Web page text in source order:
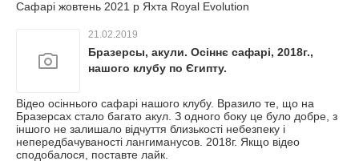
Сафарі жовтень 2021 р Яхта Royal Evolution
21.02.2019
Бразерсы, акули. Осіннє сафарі, 2018г.,
нашого клубу по Єгипту.
Відео осіннього сафарі нашого клубу. Вразило те, що на
Бразерсах стало багато акул. З одного боку це було добре, з
іншого не залишало відчуття близькості небезпеку і
непередбачуваності лангиманусов. 2018г. Якщо відео
сподобалося, поставте лайк.